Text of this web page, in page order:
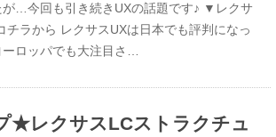
が…今回も引き続きUXの話題です♪ ▼レクサ
チラから レクサスUXは日本でも評判になっ
ーロッパでも大注目さ…
★レクサスLCストラクチュ